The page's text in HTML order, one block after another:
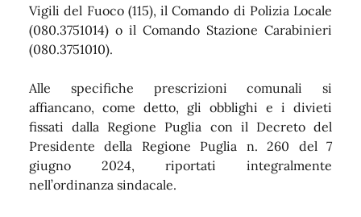
Vigili del Fuoco (115), il Comando di Polizia Locale
(080.3751014) o il Comando Stazione Carabinieri
(080.3751010).
Alle specifiche prescrizioni comunali si
affiancano, come detto, gli obblighi e i divieti
fissati dalla Regione Puglia con il Decreto del
Presidente della Regione Puglia n. 260 del 7
giugno 2024, riportati integralmente
nell’ordinanza sindacale.